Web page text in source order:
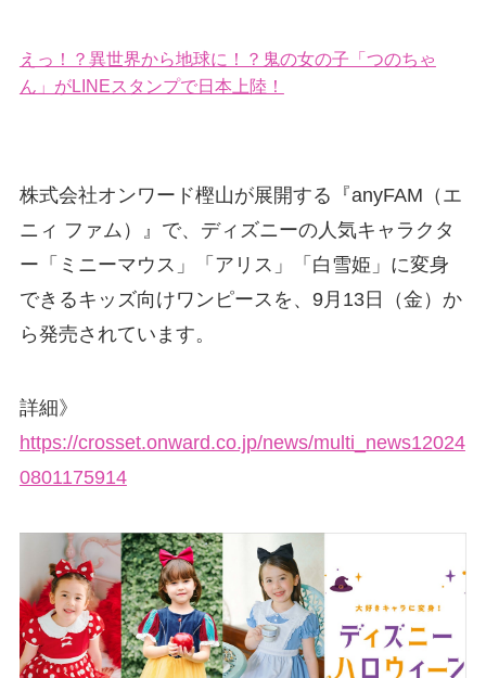
えっ！？異世界から地球に！？鬼の女の子「つのちゃ
ん」がLINEスタンプで日本上陸！
株式会社オンワード樫山が展開する『anyFAM（エ
ニィ ファム）』で、ディズニーの人気キャラクタ
ー「ミニーマウス」「アリス」「白雪姫」に変身
できるキッズ向けワンピースを、9月13日（金）か
ら発売されています。
詳細》
https://crosset.onward.co.jp/news/multi_news12024
0801175914